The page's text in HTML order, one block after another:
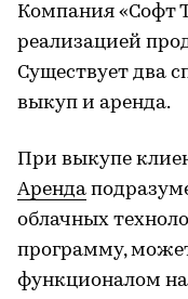
Компания «Софт
реализацией
Существует два
выкуп и аренда.
При выкупе
Аренда
облачных
программу,
функционалом на